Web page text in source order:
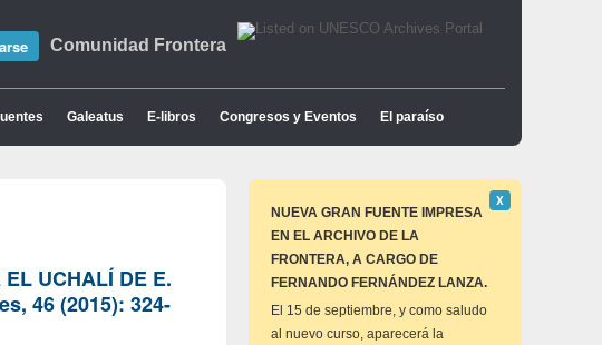
Comunidad Frontera
Galeatus E-libros Congresos y Eventos El paraíso
UCHALÍ DE E.
46 (2015): 324-
NUEVA GRAN FUENTE IMPRESA
EN EL ARCHIVO DE LA
FRONTERA, A CARGO DE
FERNANDO FERNÁNDEZ LANZA.
Descartar
este
Χ
El 15 de septiembre, y como saludo
al nuevo curso, aparecerá la